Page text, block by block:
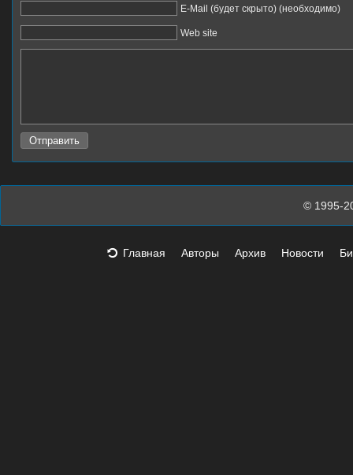
E-Mail (будет скрыто) (необходимо)
Web site
© 1995-
Главная Авторы Архив Новости